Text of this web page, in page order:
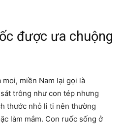
được ưa chuộng
miền Nam lại gọi là
trông như con tép nhưng
thước nhỏ li ti nên thường
làm mắm. Con ruốc sống ở